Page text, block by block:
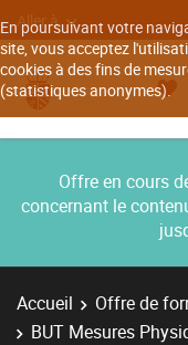
En poursuivant votre
site, vous acceptez
cookies à des fins de
(statistiques anonymes).
Aller à
Offre en cours
concernant le
Accueil Offre de
BUT Mesures